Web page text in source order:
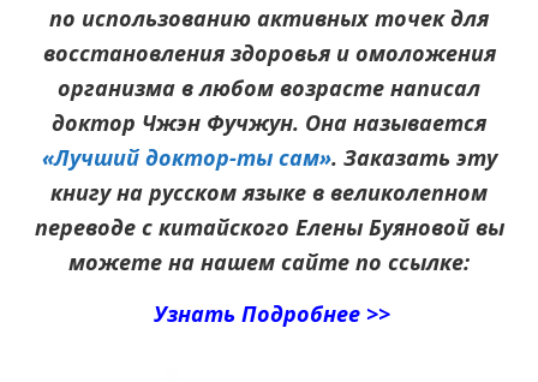
по использованию активных точек для
восстановления здоровья и омоложения
организма в любом возрасте написал
доктор Чжэн Фучжун. Она называется
«Лучший доктор-ты сам». Заказать эту
книгу на русском языке в великолепном
переводе с китайского Елены Буяновой вы
можете на нашем сайте по ссылке:
Узнать Подробнее >>